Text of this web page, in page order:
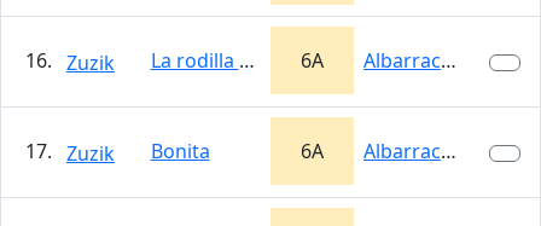
16. Zuzik La rodilla de Luxor 6A Albarracín
17. Zuzik Bonita 6A Albarracín